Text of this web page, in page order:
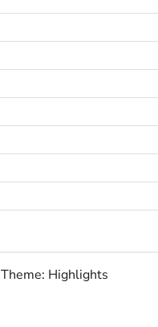
Theme: Highlights